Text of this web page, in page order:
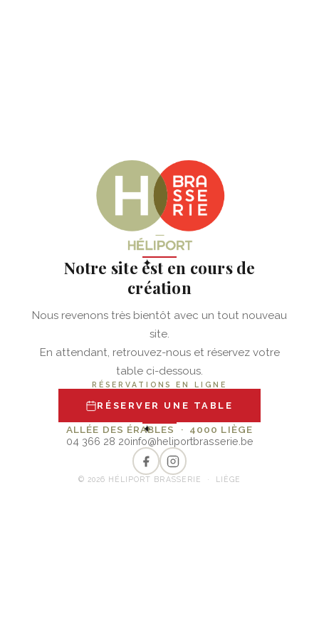
✦
Notre site est en cours de
création
Nous revenons très bientôt avec un tout nouveau
site.
En attendant, retrouvez-nous et réservez votre
table ci-dessous.
RÉSERVATIONS EN LIGNE
RÉSERVER UNE TABLE
✦
ALLÉE DES ÉRABLES · 4000 LIÈGE
04 366 28 20info@heliportbrasserie.be
© 2026 HÉLIPORT BRASSERIE · LIÈGE